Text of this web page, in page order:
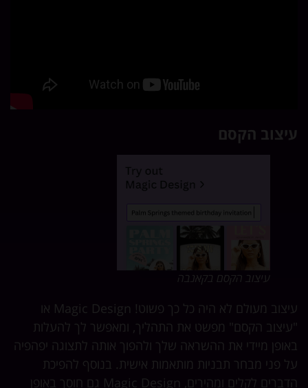
הקסם
עיצוב הקסם בקאנבה
עיצוב מעולם לא היה כל כך פשוט! Magic Design או
הקסם" מפשט את התהליך, ומאפשר לך להעלות
מיידי את ההשראה שלך ולהפוך אותה לתצוגה יפהפיה
פני מבחר תבניות מותאמות אישית. בנוסף להפיכת
הדברים לקלים ומהירים, Magic Design גם חוסך באופן